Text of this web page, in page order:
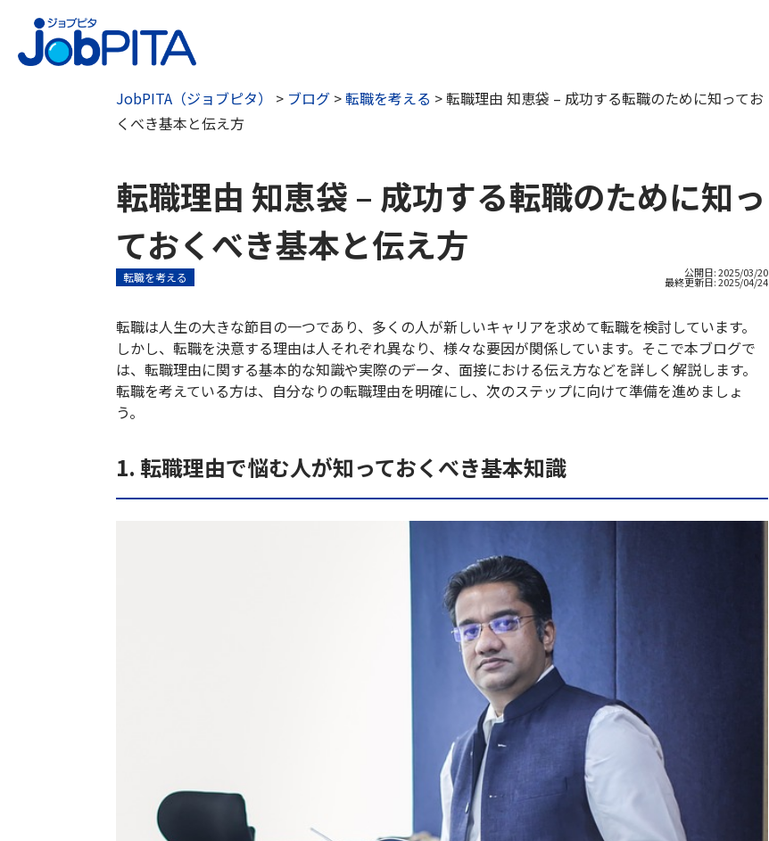
JobPITA（ジョブピタ） > ブログ >転職を考える >転職理由 知恵袋 – 成功する転職のために知ってお
くべき基本と伝え方
転職理由 知恵袋 – 成功する転職のために知っ
ておくべき基本と伝え方
転職を考える 公開日: 2025/03/20
最終更新日:2025/04/24
転職は人生の大きな節目の一つであり、多くの人が新しいキャリアを求めて転職を検討しています。
しかし、転職を決意する理由は人それぞれ異なり、様々な要因が関係しています。そこで本ブログで
は、転職理由に関する基本的な知識や実際のデータ、面接における伝え方などを詳しく解説します。
転職を考えている方は、自分なりの転職理由を明確にし、次のステップに向けて準備を進めましょ
う。
1. 転職理由で悩む人が知っておくべき基本知識